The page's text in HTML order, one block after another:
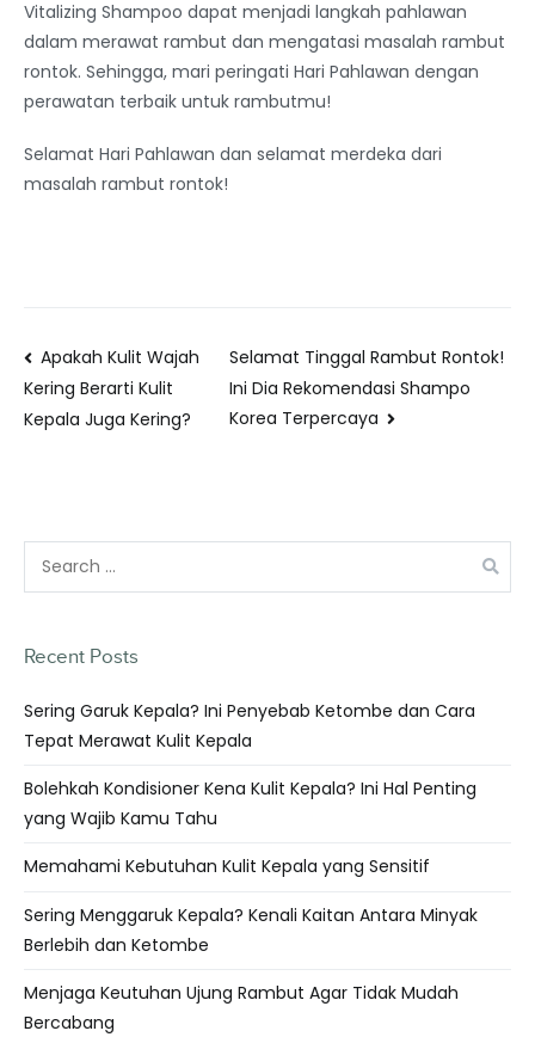
Vitalizing Shampoo dapat menjadi langkah pahlawan
dalam merawat rambut dan mengatasi masalah rambut
rontok. Sehingga, mari peringati Hari Pahlawan dengan
perawatan terbaik untuk rambutmu!
Selamat Hari Pahlawan dan selamat merdeka dari
masalah rambut rontok!
Apakah Kulit Wajah
Kering Berarti Kulit
Kepala Juga Kering?
Selamat Tinggal Rambut Rontok!
Ini Dia Rekomendasi Shampo
Korea Terpercaya
Recent Posts
Sering Garuk Kepala? Ini Penyebab Ketombe dan Cara
Tepat Merawat Kulit Kepala
Bolehkah Kondisioner Kena Kulit Kepala? Ini Hal Penting
yang Wajib Kamu Tahu
Memahami Kebutuhan Kulit Kepala yang Sensitif
Sering Menggaruk Kepala? Kenali Kaitan Antara Minyak
Berlebih dan Ketombe
Menjaga Keutuhan Ujung Rambut Agar Tidak Mudah
Bercabang